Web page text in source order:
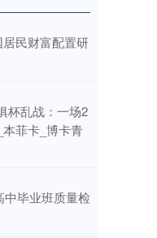
民财富配置研
杯乱战：一场2
菲卡_博卡青
中毕业班质量检